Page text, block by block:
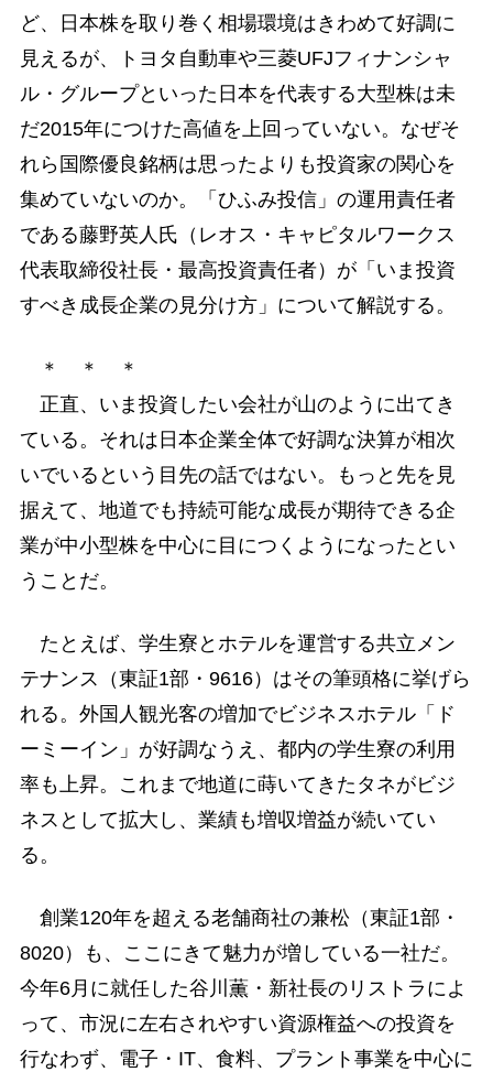
ど、日本株を取り巻く相場環境はきわめて好調に
見えるが、トヨタ自動車や三菱UFJフィナンシャ
ル・グループといった日本を代表する大型株は未
だ2015年につけた高値を上回っていない。なぜそ
れら国際優良銘柄は思ったよりも投資家の関心を
集めていないのか。「ひふみ投信」の運用責任者
である藤野英人氏（レオス・キャピタルワークス
代表取締役社長・最高投資責任者）が「いま投資
すべき成長企業の見分け方」について解説する。
＊ ＊ ＊
正直、いま投資したい会社が山のように出てき
ている。それは日本企業全体で好調な決算が相次
いでいるという目先の話ではない。もっと先を見
据えて、地道でも持続可能な成長が期待できる企
業が中小型株を中心に目につくようになったとい
うことだ。
たとえば、学生寮とホテルを運営する共立メン
テナンス（東証1部・9616）はその筆頭格に挙げら
れる。外国人観光客の増加でビジネスホテル「ド
ーミーイン」が好調なうえ、都内の学生寮の利用
率も上昇。これまで地道に蒔いてきたタネがビジ
ネスとして拡大し、業績も増収増益が続いてい
る。
創業120年を超える老舗商社の兼松（東証1部・
8020）も、ここにきて魅力が増している一社だ。
今年6月に就任した谷川薫・新社長のリストラによ
って、市況に左右されやすい資源権益への投資を
行なわず、電子・IT、食料、プラント事業を中心に